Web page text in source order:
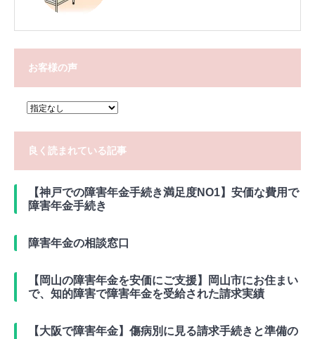
お客様の声
良く読まれている記事
【神戸での障害年金手続き満足度NO1】安価な費用で
障害年金手続き
障害年金の相談窓口
【岡山の障害年金を安価にご支援】岡山市にお住まい
で、知的障害で障害年金を受給された請求実績
【大阪で障害年金】傷病別に見る請求手続きと準備の